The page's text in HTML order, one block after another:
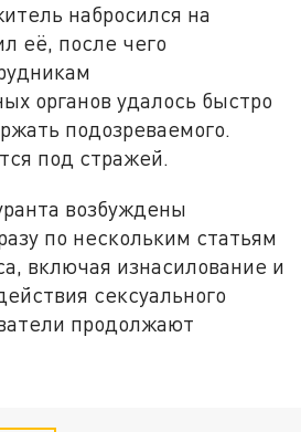
набросился на
её, после чего
органов удалось быстро
подозреваемого.
под стражей.
возбуждены
по нескольким статьям
включая изнасилование и
сексуального
продолжают